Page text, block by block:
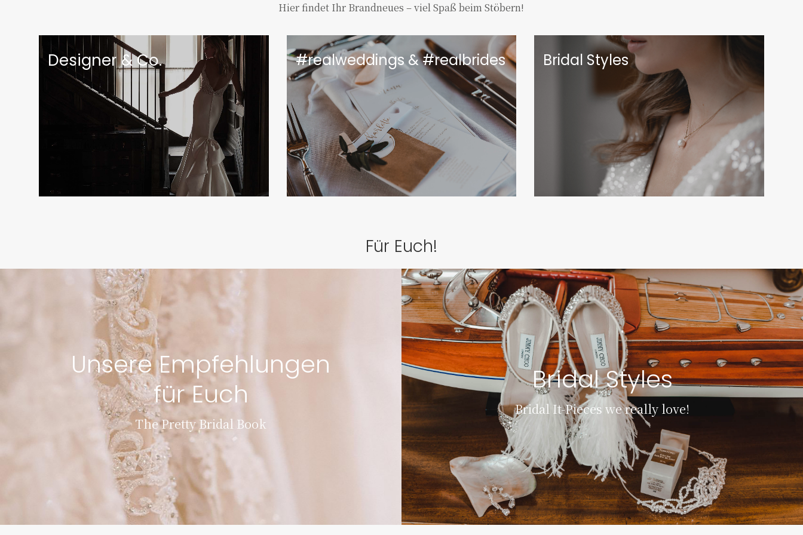
Hier findet Ihr Brandneues – viel Spaß beim Stöbern!
Designer & Co. #realweddings & #realbrides Bridal Styles
Für Euch!
Unsere Empfehlungen
für Euch
The Pretty Bridal Book
Bridal Styles
Bridal It-Pieces we really love!